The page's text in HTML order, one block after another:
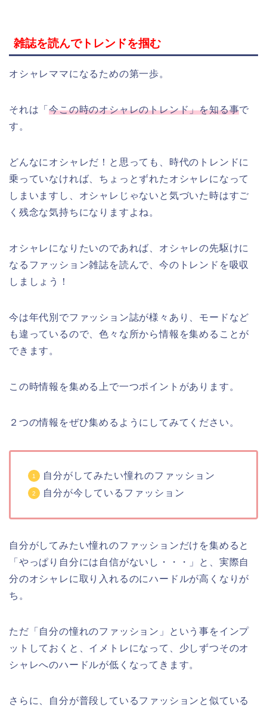
雑誌を読んでトレンドを掴む
オシャレママになるための第一歩。
それは「今この時のオシャレのトレンド」を知る事で
す。
どんなにオシャレだ！と思っても、時代のトレンドに
乗っていなければ、ちょっとずれたオシャレになって
しまいますし、オシャレじゃないと気づいた時はすご
く残念な気持ちになりますよね。
オシャレになりたいのであれば、オシャレの先駆けに
なるファッション雑誌を読んで、今のトレンドを吸収
しましょう！
今は年代別でファッション誌が様々あり、モードなど
も違っているので、色々な所から情報を集めることが
できます。
この時情報を集める上で一つポイントがあります。
２つの情報をぜひ集めるようにしてみてください。
自分がしてみたい憧れのファッション
自分が今しているファッション
自分がしてみたい憧れのファッションだけを集めると
「やっぱり自分には自信がないし・・・」と、実際自
分のオシャレに取り入れるのにハードルが高くなりが
ち。
ただ「自分の憧れのファッション」という事をインプ
ットしておくと、イメトレになって、少しずつそのオ
シャレへのハードルが低くなってきます。
さらに、自分が普段しているファッションと似ている